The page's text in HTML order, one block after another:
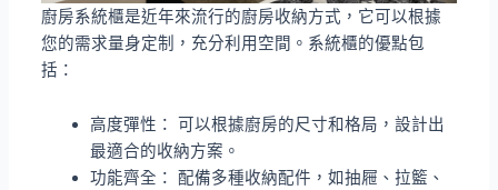
廚房系統櫃是近年來流行的廚房收納方式，它可以根據
您的需求量身定制，充分利用空間。系統櫃的優點包
括：
高度彈性： 可以根據廚房的尺寸和格局，設計出
最適合的收納方案。
功能齊全： 配備多種收納配件，如抽屜、拉籃、